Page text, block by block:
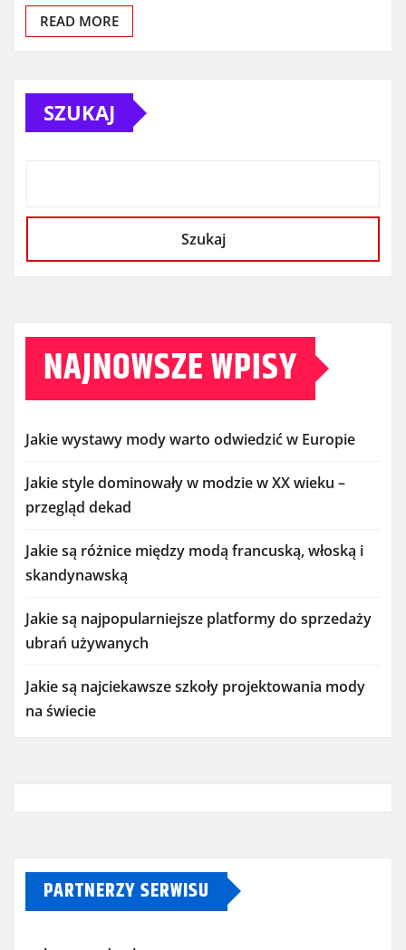
READ MORE
SZUKAJ
Szukaj
NAJNOWSZE WPISY
Jakie wystawy mody warto odwiedzić w Europie
Jakie style dominowały w modzie w XX wieku –
przegląd dekad
Jakie są różnice między modą francuską, włoską i
skandynawską
Jakie są najpopularniejsze platformy do sprzedaży
ubrań używanych
Jakie są najciekawsze szkoły projektowania mody
na świecie
PARTNERZY SERWISU